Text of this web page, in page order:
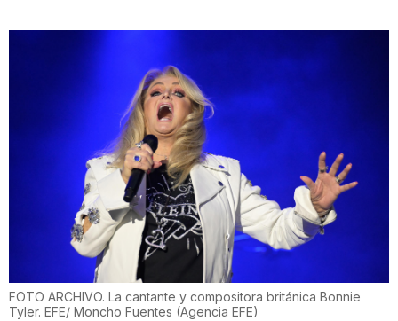
FOTO ARCHIVO. La cantante y compositora británica Bonnie
Tyler. EFE/ Moncho Fuentes (Agencia EFE)